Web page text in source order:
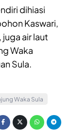
dihiasi
Kaswari,
air laut
Waka
Sula.
Waka Sula